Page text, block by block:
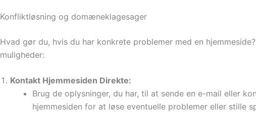
Konfliktløsning og domæneklagesager
Hvad gør du, hvis du har konkrete problemer med en
muligheder:
Kontakt Hjemmesiden Direkte:
Brug de oplysninger, du har, til at sende en e-mail eller
hjemmesiden for at løse eventuelle problemer eller stille